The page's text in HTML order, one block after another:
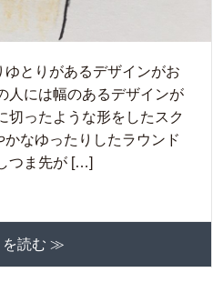
とりがあるデザインがお
人には幅のあるデザインが
切ったような形をしたスク
なゆったりしたラウンド
つま先が […]
を読む ≫